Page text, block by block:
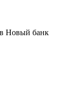
в Новый банк